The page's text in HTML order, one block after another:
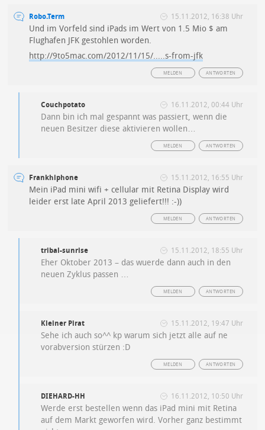
Robo.Term 15.11.2012, 16:38 Uhr
Und im Vorfeld sind iPads im Wert von 1.5 Mio $ am
Flughafen JFK gestohlen worden.
http://9to5mac.com/2012/11/15/.....s-from-jfk
ANTWORTEN
MELDEN
Couchpotato 16.11.2012, 00:44 Uhr
Dann bin ich mal gespannt was passiert, wenn die
neuen Besitzer diese aktivieren wollen…
ANTWORTEN
MELDEN
Frankhiphone 15.11.2012, 16:55 Uhr
Mein iPad mini wifi + cellular mit Retina Display wird
leider erst late April 2013 geliefert!!! :-))
ANTWORTEN
MELDEN
tribal-sunrise 15.11.2012, 18:55 Uhr
Eher Oktober 2013 – das wuerde dann auch in den
neuen Zyklus passen …
ANTWORTEN
MELDEN
Kleiner Pirat 15.11.2012, 19:47 Uhr
Sehe ich auch so^^ kp warum sich jetzt alle auf ne
vorabversion stürzen :D
ANTWORTEN
MELDEN
DIEHARD-HH 16.11.2012, 10:50 Uhr
Werde erst bestellen wenn das iPad mini mit Retina
auf dem Markt geworfen wird. Vorher ganz bestimmt